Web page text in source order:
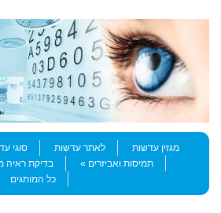
Menu
Skip to content
מגזין עדשות
לאתר עדשות סוגי
תמיסות ואביזרים
בדיקת ראיה
כל המותגים